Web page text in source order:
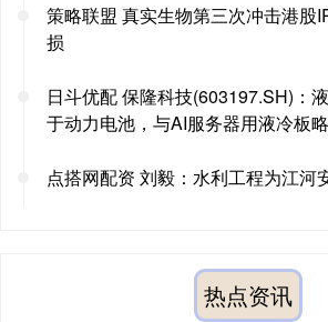
策略联盟 真实生物第三次冲击港股
损
日斗优配 保隆科技(603197.SH)：
于动力电池，与AI服务器用液冷板
点搭网配资 刘毅：水利工程为江河
热点资讯